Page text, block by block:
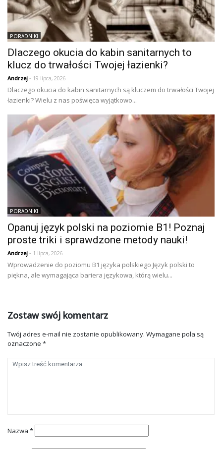
PORADNIKI
Dlaczego okucia do kabin sanitarnych to
klucz do trwałości Twojej łazienki?
Andrzej - 19 lipca, 2026
Dlaczego okucia do kabin sanitarnych są kluczem do trwałości Twojej
łazienki? Wielu z nas poświęca wyjątkowo...
PORADNIKI
Opanuj język polski na poziomie B1! Poznaj
proste triki i sprawdzone metody nauki!
Andrzej - 1 lipca, 2026
Wprowadzenie do poziomu B1 języka polskiego Język polski to
piękna, ale wymagająca bariera językowa, którą wielu...
Zostaw swój komentarz
Twój adres e-mail nie zostanie opublikowany. Wymagane pola są
oznaczone *
Nazwa *